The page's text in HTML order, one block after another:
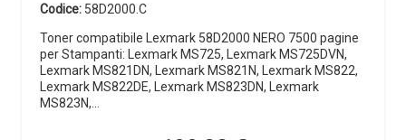
Codice: 58D2000.C
Toner compatibile Lexmark 58D2000 NERO 7500 pagine
per Stampanti: Lexmark MS725, Lexmark MS725DVN,
Lexmark MS821DN, Lexmark MS821N, Lexmark MS822,
Lexmark MS822DE, Lexmark MS823DN, Lexmark
MS823N,…